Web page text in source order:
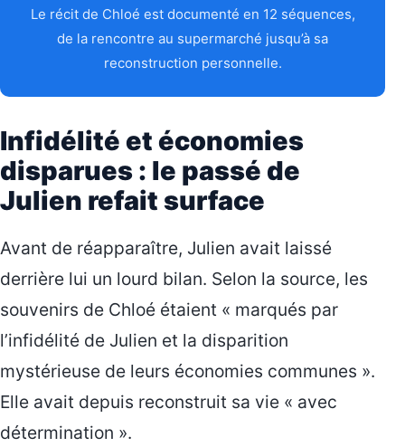
Le récit de Chloé est documenté en 12 séquences,
de la rencontre au supermarché jusqu’à sa
reconstruction personnelle.
Infidélité et économies
disparues : le passé de
Julien refait surface
Avant de réapparaître, Julien avait laissé
derrière lui un lourd bilan. Selon la source, les
souvenirs de Chloé étaient « marqués par
l’infidélité de Julien et la disparition
mystérieuse de leurs économies communes ».
Elle avait depuis reconstruit sa vie « avec
détermination ».